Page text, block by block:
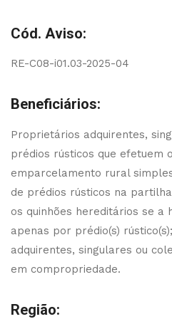
Cód. Aviso:
RE-C08-i01.03-2025-04
Beneficiários:
Proprietários adquirentes,
prédios rústicos que efetuem
emparcelamento rural
de prédios rústicos na
os quinhões hereditários se a
apenas por prédio(s)
adquirentes, singulares ou
em compropriedade.
Região: